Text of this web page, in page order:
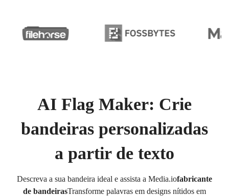
AI Flag Maker: Crie
bandeiras personalizadas
a partir de texto
Descreva a sua bandeira ideal e assista a Media.iofabricante
de bandeirasTransforme palavras em designs nítidos em